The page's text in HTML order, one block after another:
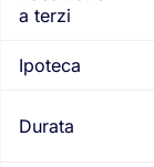
a terzi
Ipoteca
Durata